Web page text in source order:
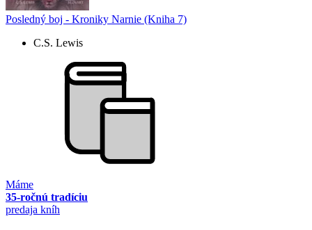
Posledný boj - Kroniky Narnie (Kniha 7)
C.S. Lewis
Máme
35-ročnú tradíciu
predaja kníh